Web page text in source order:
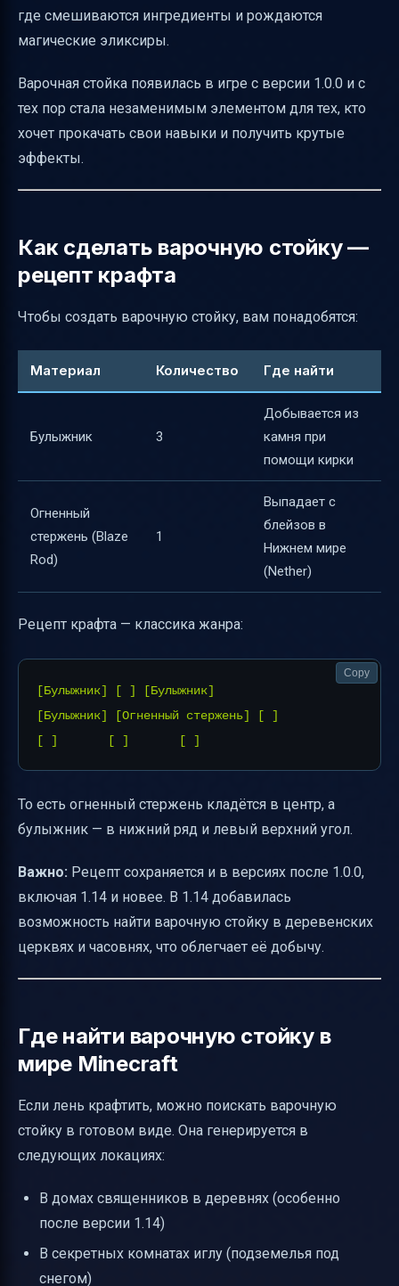
где смешиваются ингредиенты и рождаются
магические эликсиры.
Варочная стойка появилась в игре с версии 1.0.0 и с
тех пор стала незаменимым элементом для тех, кто
хочет прокачать свои навыки и получить крутые
эффекты.
Как сделать варочную стойку —
рецепт крафта
Чтобы создать варочную стойку, вам понадобятся:
Материал Количество Где найти
Булыжник 3
Добывается из
камня при
помощи кирки
Огненный
стержень (Blaze
Rod)
1
Выпадает с
блейзов в
Нижнем мире
(Nether)
Рецепт крафта — классика жанра:
[Булыжник] [ ] [Булыжник]
[Булыжник] [Огненный стержень] [ ]
Copy
То есть огненный стержень кладётся в центр, а
булыжник — в нижний ряд и левый верхний угол.
Важно: Рецепт сохраняется и в версиях после 1.0.0,
включая 1.14 и новее. В 1.14 добавилась
возможность найти варочную стойку в деревенских
церквях и часовнях, что облегчает её добычу.
Где найти варочную стойку в
мире Minecraft
Если лень крафтить, можно поискать варочную
стойку в готовом виде. Она генерируется в
следующих локациях:
В домах священников в деревнях (особенно
после версии 1.14)
В секретных комнатах иглу (подземелья под
снегом)